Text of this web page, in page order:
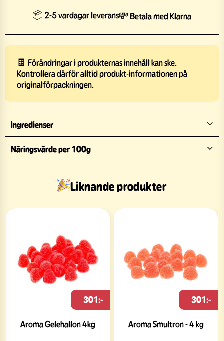
📦 2-5 vardagar leverans💸 Betala med Klarna
🍫 Förändringar i produkternas innehåll kan ske.
Kontrollera därför alltid produkt-informationen på
originalförpackningen.
Ingredienser
Näringsvärde per 100g
Liknande produkter
Aroma Gelehallon 4kg
301:-
Aroma Smultron - 4 kg
301:-